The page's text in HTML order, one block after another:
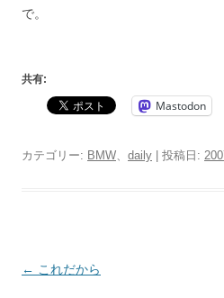
で。
共有:
Mastodon
カテゴリー: BMW daily | 投稿日:
投
← これだから